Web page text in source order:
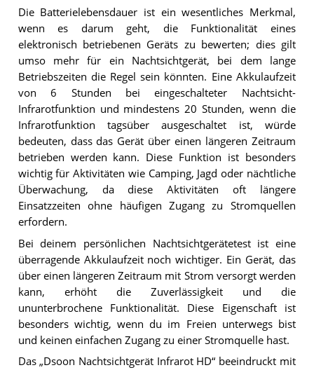
Die Batterielebensdauer ist ein wesentliches Merkmal,
wenn es darum geht, die Funktionalität eines
elektronisch betriebenen Geräts zu bewerten; dies gilt
umso mehr für ein Nachtsichtgerät, bei dem lange
Betriebszeiten die Regel sein könnten. Eine Akkulaufzeit
von 6 Stunden bei eingeschalteter Nachtsicht-
Infrarotfunktion und mindestens 20 Stunden, wenn die
Infrarotfunktion tagsüber ausgeschaltet ist, würde
bedeuten, dass das Gerät über einen längeren Zeitraum
betrieben werden kann. Diese Funktion ist besonders
wichtig für Aktivitäten wie Camping, Jagd oder nächtliche
Überwachung, da diese Aktivitäten oft längere
Einsatzzeiten ohne häufigen Zugang zu Stromquellen
erfordern.
Bei deinem persönlichen Nachtsichtgerätetest ist eine
überragende Akkulaufzeit noch wichtiger. Ein Gerät, das
über einen längeren Zeitraum mit Strom versorgt werden
kann, erhöht die Zuverlässigkeit und die
ununterbrochene Funktionalität. Diese Eigenschaft ist
besonders wichtig, wenn du im Freien unterwegs bist
und keinen einfachen Zugang zu einer Stromquelle hast.
Das „Dsoon Nachtsichtgerät Infrarot HD“ beeindruckt mit